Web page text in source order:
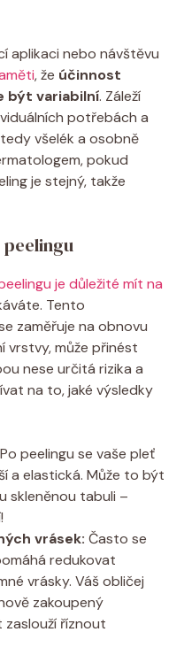
aplikaci nebo návštěvu
, že účinnost
být variabilní. Záleží
potřebách a
všelék a osobně
pokud
je stejný, takže
peelingu
je důležité mít na
Tento
zaměřuje na obnovu
vrstvy, může přinést
nese určitá rizika a
na to, jaké výsledky
Po peelingu se vaše pleť
a elastická. Může to být
skleněnou tabuli –
vrásek: Často se
redukovat
vrásky. Váš obličej
zakoupený
říznout